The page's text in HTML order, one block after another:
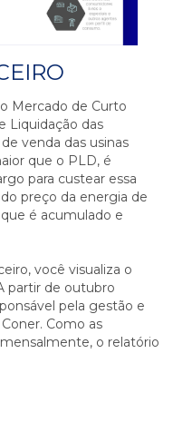
Mercado de Curto
Liquidação das
venda das usinas
que o PLD, é
para custear essa
preço da energia de
é acumulado e
você visualiza o
partir de outubro
pela gestão e
Como as
o relatório